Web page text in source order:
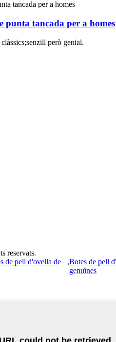
punta tancada per a homes
però genial.
reservats.
de pell d'ovella de
,Botes de pell
genuïnes